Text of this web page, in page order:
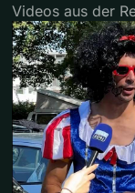
Videos aus der